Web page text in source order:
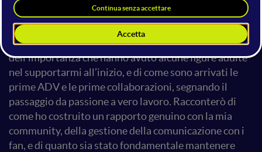
mia forza è sempre stata la naturalezza e l'autenticità:
non ho mai creato un personaggio, ma ho
semplicemente mostrato chi sono. Parlerò
dell’importanza che hanno avuto alcune figure adulte
nel supportarmi all’inizio, e di come sono arrivati le
prime ADV e le prime collaborazioni, segnando il
passaggio da passione a vero lavoro. Racconterò di
come ho costruito un rapporto genuino con la mia
community, della gestione della comunicazione con i
fan, e di quanto sia stato fondamentale mantenere